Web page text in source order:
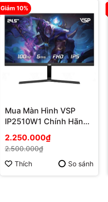
Giảm 10%
Mua Màn Hình VSP
IP2510W1 Chính Hãng
Tốt Ở Phú Quốc
2.250.000₫
2.500.000₫
Thích
So sánh